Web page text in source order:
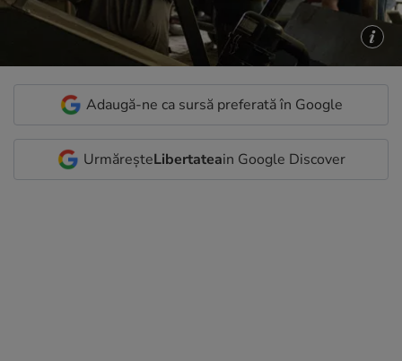
Adaugă-ne ca sursă preferată în Google
UrmăreșteLibertateain Google Discover